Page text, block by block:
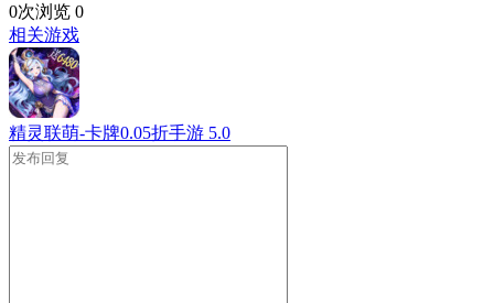
0次浏览 0
相关游戏
精灵联萌-卡牌0.05折手游 5.0